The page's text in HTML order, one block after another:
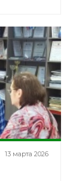
13 марта 2026